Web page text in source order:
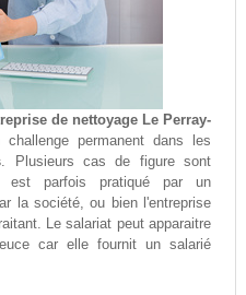
de nettoyage Le Perray-
permanent dans les
. Plusieurs cas de figure sont
est parfois pratiqué par un
la société, ou bien l'entreprise
Le salariat peut apparaitre
car elle fournit un salarié